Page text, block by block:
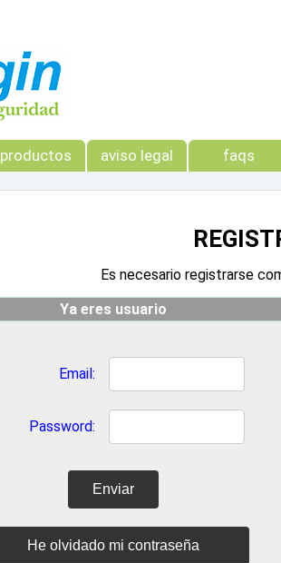
productos aviso legal faqs
Es necesario registrarse
Ya eres usuario
Email:
Password: